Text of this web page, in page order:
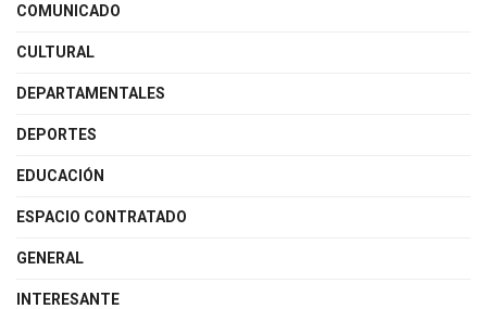
COMUNICADO
CULTURAL
DEPARTAMENTALES
DEPORTES
EDUCACIÓN
ESPACIO CONTRATADO
GENERAL
INTERESANTE